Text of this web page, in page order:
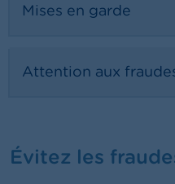
Mises en garde
Attention aux
Évitez les